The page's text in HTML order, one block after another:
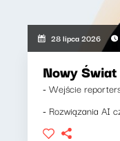
28 lipca 2026
Nowy
- Wejście
- Rozwiązania AI